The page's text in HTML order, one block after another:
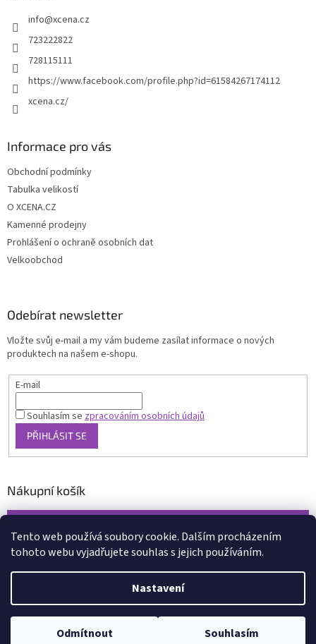
Tento web používá soubory cookie. Dalším procházením
tohoto webu vyjadřujete souhlas s jejich používáním.
Nastavení
Odmítnout Souhlasím
info@xcena.cz
723222822
728115111
https://www.facebook.com/profile.php?id=61584267174112
xcena.cz/
Informace pro vás
Obchodní podmínky
Tabulka velikostí
O XCENA.CZ
Kamenné prodejny
Prohlášení o ochraně osobních dat
Velkoobchod
Odebírat newsletter
Vložte svůj e-mail a my vám budeme zasílat informace o nových
produktech na našem e-shopu.
E-mail
Souhlasím sezpracováním osobních údajů
PŘIHLÁSIT SE
Nákupní košík
Vytvořil Shoptet
Copyright 2026www.xcena.cz. Všechna práva vyhrazena.Upravit